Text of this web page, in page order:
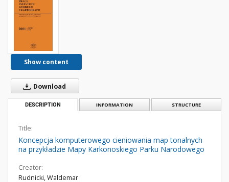
Show content
Download
DESCRIPTION INFORMATION STRUCTURE
Title:
Koncepcja komputerowego cieniowania map tonalnych
na przykładzie Mapy Karkonoskiego Parku Narodowego
Creator:
Rudnicki, Waldemar